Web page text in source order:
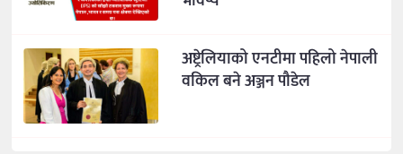
अष्ट्रेलियाको एनटीमा पहिलो नेपाली
वकिल बने अञ्जन पौडेल